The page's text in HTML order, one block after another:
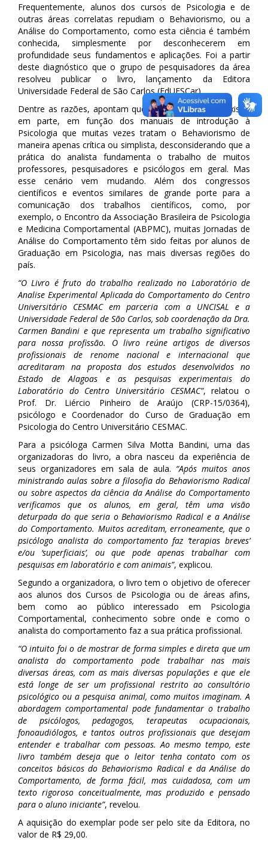
Frequentemente, alunos dos cursos de Psicologia e de
outras áreas correlatas repudiam o Behaviorismo, ou a
Análise do Comportamento, como esta ciência é também
conhecida, simplesmente por desconhecerem em
profundidade seus fundamentos e aplicações. Foi a partir
deste diagnóstico que o grupo de pesquisadores da área
resolveu publicar o livro, lançamento da Editora
Universidade Federal de São Carlos (EdUFSCar).
Dentre as razões, apontam que esse afastamento existe,
em parte, em função dos manuais de introdução à
Psicologia que muitas vezes tratam o Behaviorismo de
maneira apenas crítica ou simplista, desconsiderando que a
prática do analista fundamenta o trabalho de muitos
professores, pesquisadores e psicólogos em geral. Mas
esse cenário vem mudando. Além dos congressos
científicos e eventos similares de grande porte para a
comunicação dos trabalhos científicos, como, por
exemplo, o Encontro da Associação Brasileira de Psicologia
e Medicina Comportamental (ABPMC), muitas Jornadas de
Análise do Comportamento têm sido feitas por alunos de
Graduação em Psicologia, nas mais diversas regiões do
país.
“O Livro é fruto do trabalho realizado no Laboratório de
Analise Experimental Aplicada do Comportamento do Centro
Universitário CESMAC em parceria com a UNCISAL e a
Universidade Federal de São Carlos, sob coordenação da Dra.
Carmen Bandini e que representa um trabalho significativo
para nossa profissão. O livro reúne artigos de diversos
profissionais de renome nacional e internacional que
acreditaram na proposta dos estudos desenvolvidos no
Estado de Alagoas e as pesquisas experimentais do
Laboratório do Centro Universitário CESMAC”, relatou o
Prof. Dr. Liércio Pinheiro de Araújo (CRP-15/0364),
psicólogo e Coordenador do Curso de Graduação em
Psicologia do Centro Universitário CESMAC.
Para a psicóloga Carmen Silva Motta Bandini, uma das
organizadoras do livro, a obra nasceu da experiência de
seus organizadores em sala de aula. “Após muitos anos
ministrando aulas sobre a filosofia do Behaviorismo Radical
ou sobre aspectos da ciência da Análise do Comportamento
verificamos que os alunos, em geral, têm uma visão
deturpada do que seria o Behaviorismo Radical e a Análise
do Comportamento. Muitos acreditam, erroneamente, que o
psicólogo analista do comportamento faz ‘terapias breves’
e/ou ‘superficiais’, ou que pode apenas trabalhar com
pesquisas em laboratório e com animais”, explicou.
Segundo a organizadora, o livro tem o objetivo de oferecer
aos alunos dos Cursos de Psicologia ou de áreas afins,
bem como ao público interessado em Psicologia
Comportamental, conhecimento sobre onde e como o
analista do comportamento faz a sua prática profissional.
“O intuito foi o de mostrar de forma simples e direta que um
analista do comportamento pode trabalhar nas mais
diversas áreas, com as mais diversas populações e que ele
está longe de ser um profissional restrito ao consultório
psicológico ou a pesquisa animal, como muitos imaginam. A
abordagem comportamental pode fundamentar o trabalho
de psicólogos, pedagogos, terapeutas ocupacionais,
fonoaudiólogos, e tantos outros profissionais que desejam
entender e trabalhar com pessoas. Ao mesmo tempo, este
livro também deseja que o leitor tenha contato com os
conceitos básicos do Behaviorismo Radical e da Análise do
Comportamento, de forma fácil, mas cuidadosa, com um
texto rigoroso conceitualmente, mas produzido e pensado
para o aluno iniciante”, revelou.
A aquisição do exemplar pode ser pelo site da Editora, no
valor de R$ 29,00.